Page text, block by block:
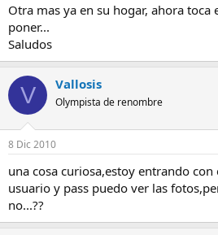
Otra mas ya en su hogar, ahora toca
poner...
Saludos
V Vallosis
Olympista de renombre
8 Dic 2010
una cosa curiosa,estoy entrando
usuario y pass puedo ver las
no...??